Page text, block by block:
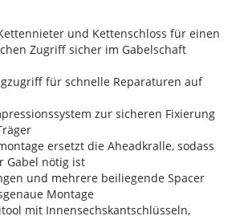
und Kettenschloss für einen
Zugriff sicher im Gabelschaft
für schnelle Reparaturen auf
zur sicheren Fixierung
ersetzt die Aheadkralle, sodass
Gabel nötig ist
und mehrere beiliegende Spacer
Montage
mit Innensechskantschlüsseln,